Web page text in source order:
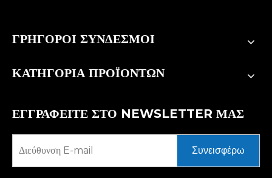
ΓΡΗΓΟΡΟΙ ΣΥΝΔΕΣΜΟΙ
ΚΑΤΗΓΟΡΙΑ ΠΡΟΪΟΝΤΩΝ
ΕΓΓΡΑΦΕΙΤΕ ΣΤΟ NEWSLETTER ΜΑΣ
Συνεισφέρω